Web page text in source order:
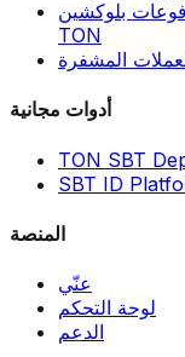
بلوكشين
TON
المشفرة
أدوات مجانية
TON SBT
SBT ID
المنصة
عنّي
لوحة التحكم
الدعم